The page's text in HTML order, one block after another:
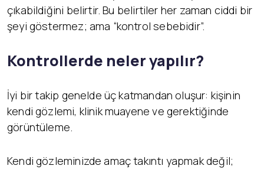
çıkabildiğini belirtir. Bu belirtiler her zaman ciddi bir
şeyi göstermez; ama “kontrol sebebidir”.
Kontrollerde neler yapılır?
İyi bir takip genelde üç katmandan oluşur: kişinin
kendi gözlemi, klinik muayene ve gerektiğinde
görüntüleme.
Kendi gözleminizde amaç takıntı yapmak değil;